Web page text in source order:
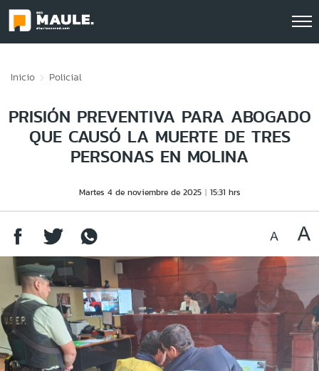
Inicio Policial
PRISIÓN PREVENTIVA PARA ABOGADO
QUE CAUSÓ LA MUERTE DE TRES
PERSONAS EN MOLINA
Martes 4 de noviembre de 2025 15:31 hrs